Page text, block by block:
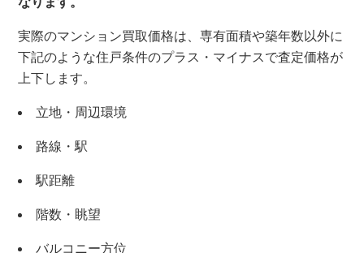
実際のマンション買取価格は、専有面積や築年数以外に
下記のような住戸条件のプラス・マイナスで査定価格が
上下します。
立地・周辺環境
路線・駅
駅距離
階数・眺望
バルコニー方位